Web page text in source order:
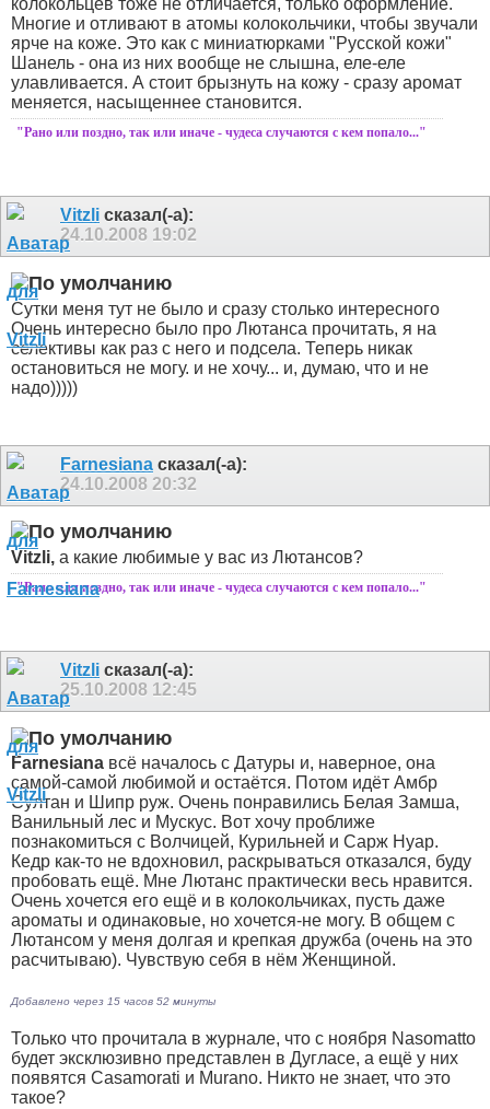
колокольцев тоже не отличается, только оформление.
Многие и отливают в атомы колокольчики, чтобы звучали
ярче на коже. Это как с миниатюрками "Русской кожи"
Шанель - она из них вообще не слышна, еле-еле
улавливается. А стоит брызнуть на кожу - сразу аромат
меняется, насыщеннее становится.
"Рано или поздно, так или иначе - чудеса случаются с кем попало..."
Vitzli сказал(-а):
24.10.2008 19:02
Сутки меня тут не было и сразу столько интересного
Очень интересно было про Лютанса прочитать, я на
селективы как раз с него и подсела. Теперь никак
остановиться не могу. и не хочу... и, думаю, что и не
надо)))))
Farnesiana сказал(-а):
24.10.2008 20:32
Vitzli, а какие любимые у вас из Лютансов?
"Рано или поздно, так или иначе - чудеса случаются с кем попало..."
Vitzli сказал(-а):
25.10.2008 12:45
Farnesiana всё началось с Датуры и, наверное, она
самой-самой любимой и остаётся. Потом идёт Амбр
Султан и Шипр руж. Очень понравились Белая Замша,
Ванильный лес и Мускус. Вот хочу проближе
познакомиться с Волчицей, Курильней и Сарж Нуар.
Кедр как-то не вдохновил, раскрываться отказался, буду
пробовать ещё. Мне Лютанс практически весь нравится.
Очень хочется его ещё и в колокольчиках, пусть даже
ароматы и одинаковые, но хочется-не могу. В общем с
Лютансом у меня долгая и крепкая дружба (очень на это
расчитываю). Чувствую себя в нём Женщиной.
Добавлено через 15 часов 52 минуты
Только что прочитала в журнале, что с ноября Nasomatto
будет эксклюзивно представлен в Дугласе, а ещё у них
появятся Casamorati и Murano. Никто не знает, что это
такое?